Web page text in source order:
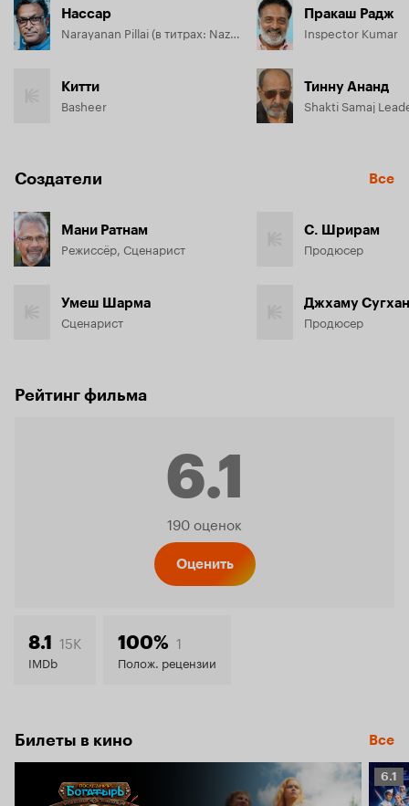
Нассар
Narayanan Pillai (в титрах: Nazar)
Китти
Basheer
Пракаш Радж
Inspector Kumar
Тинну Ананд
Shakti Samaj
Создатели Все
Мани Ратнам
Режиссёр, Сценарист
Умеш Шарма
Сценарист
С. Шрирам
Продюсер
Джхаму
Продюсер
Рейтинг фильма
6.1
Рейтинг
6.1
190 оценок
Оценить
8.1 15K
IMDb
100% 1
Полож. рецензии
Билеты в кино Все
6.1